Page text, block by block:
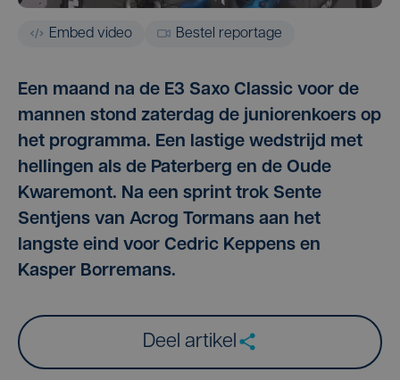
Embed video Bestel reportage
Een maand na de E3 Saxo Classic voor de
mannen stond zaterdag de juniorenkoers op
het programma. Een lastige wedstrijd met
hellingen als de Paterberg en de Oude
Kwaremont. Na een sprint trok Sente
Sentjens van Acrog Tormans aan het
langste eind voor Cedric Keppens en
Kasper Borremans.
Deel artikel